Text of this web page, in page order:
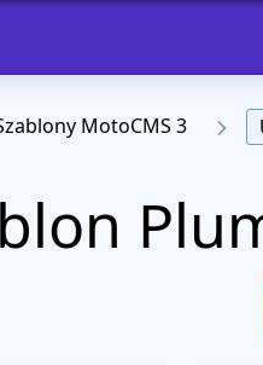
MotoCMS 3